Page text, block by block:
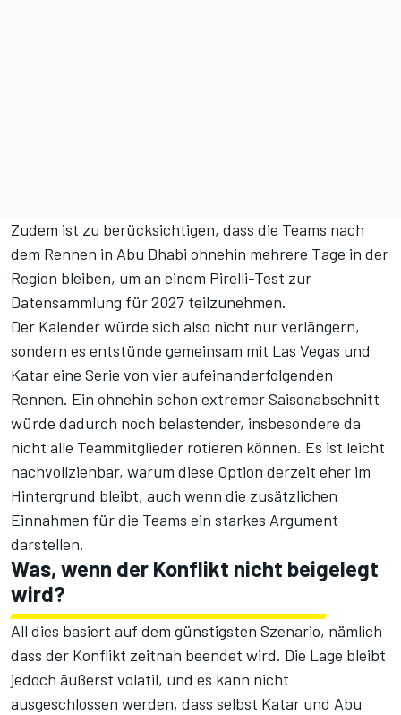
Zudem ist zu berücksichtigen, dass die Teams nach
dem Rennen in Abu Dhabi ohnehin mehrere Tage in der
Region bleiben, um an einem Pirelli-Test zur
Datensammlung für 2027 teilzunehmen.
Der Kalender würde sich also nicht nur verlängern,
sondern es entstünde gemeinsam mit Las Vegas und
Katar eine Serie von vier aufeinanderfolgenden
Rennen. Ein ohnehin schon extremer Saisonabschnitt
würde dadurch noch belastender, insbesondere da
nicht alle Teammitglieder rotieren können. Es ist leicht
nachvollziehbar, warum diese Option derzeit eher im
Hintergrund bleibt, auch wenn die zusätzlichen
Einnahmen für die Teams ein starkes Argument
darstellen.
Was, wenn der Konflikt nicht beigelegt
wird?
All dies basiert auf dem günstigsten Szenario, nämlich
dass der Konflikt zeitnah beendet wird. Die Lage bleibt
jedoch äußerst volatil, und es kann nicht
ausgeschlossen werden, dass selbst Katar und Abu